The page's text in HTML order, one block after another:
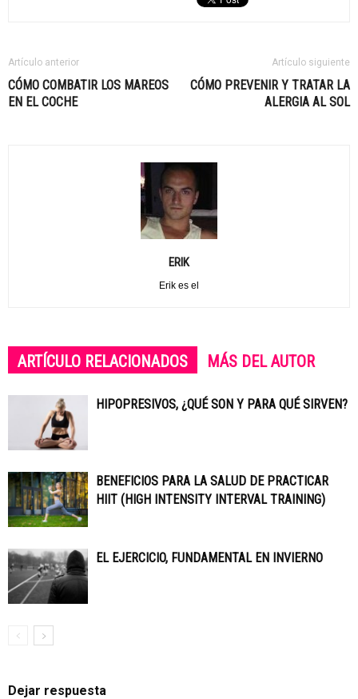
Artículo anterior
CÓMO COMBATIR LOS MAREOS
EN EL COCHE
Artículo siguiente
CÓMO PREVENIR Y TRATAR LA
ALERGIA AL SOL
ERIK
Erik es el
ARTÍCULO RELACIONADOS MÁS DEL AUTOR
HIPOPRESIVOS, ¿QUÉ SON Y PARA QUÉ SIRVEN?
BENEFICIOS PARA LA SALUD DE PRACTICAR
HIIT (HIGH INTENSITY INTERVAL TRAINING)
EL EJERCICIO, FUNDAMENTAL EN INVIERNO
Dejar respuesta